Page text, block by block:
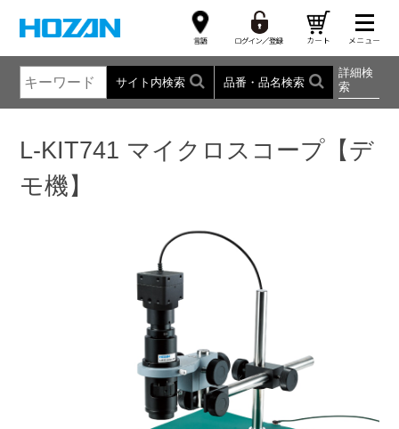
サイト内検索 品番・品名検索
詳細検
索
L-KIT741 マイクロスコープ【デ
モ機】